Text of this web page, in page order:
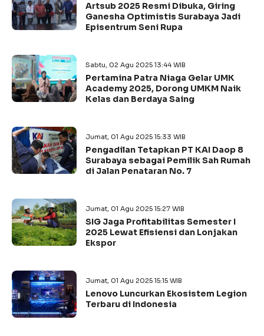
Artsub 2025 Resmi Dibuka, Giring
Ganesha Optimistis Surabaya Jadi
Episentrum Seni Rupa
Sabtu, 02 Agu 2025 13:44 WIB
Pertamina Patra Niaga Gelar UMK
Academy 2025, Dorong UMKM Naik
Kelas dan Berdaya Saing
Jumat, 01 Agu 2025 15:33 WIB
Pengadilan Tetapkan PT KAI Daop 8
Surabaya sebagai Pemilik Sah Rumah
di Jalan Penataran No. 7
Jumat, 01 Agu 2025 15:27 WIB
SIG Jaga Profitabilitas Semester I
2025 Lewat Efisiensi dan Lonjakan
Ekspor
Jumat, 01 Agu 2025 15:15 WIB
Lenovo Luncurkan Ekosistem Legion
Terbaru di Indonesia